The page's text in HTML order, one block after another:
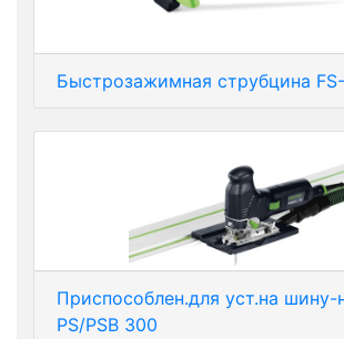
Быстрозажимная струбцина FS-
Приспособлен.для уст.на шину-
PS/PSB 300